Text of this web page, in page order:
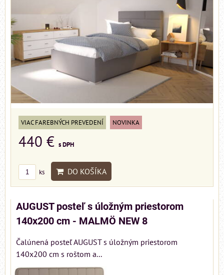
VIAC FAREBNÝCH PREVEDENÍ NOVINKA
440 € s DPH
ks DO KOŠÍKA
AUGUST posteľ s úložným priestorom
140x200 cm - MALMÖ NEW 8
Čalúnená posteľ AUGUST s úložným priestorom
140x200 cm s roštom a...